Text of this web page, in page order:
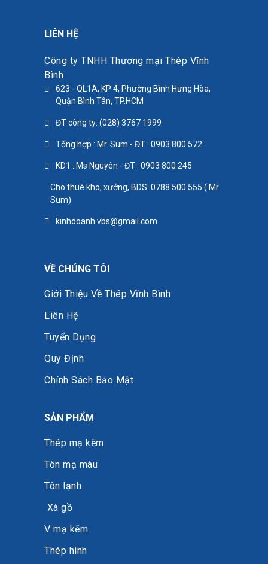
LIÊN HỆ
Công ty TNHH Thương mại Thép Vĩnh
Bình
623 - QL1A, KP 4, Phường Bình Hưng Hòa,
Quận Bình Tân, TP.HCM
ĐT công ty: (028) 3767 1999
Tổng hợp : Mr. Sum - ĐT : 0903 800 572
KD1 : Ms Nguyên - ĐT : 0903 800 245
Cho thuê kho, xưởng, BDS: 0788 500 555 ( Mr
Sum)
kinhdoanh.vbs@gmail.com
VỀ CHÚNG TÔI
Giới Thiệu Về Thép Vĩnh Bình
Liên Hệ
Tuyển Dụng
Quy Định
Chính Sách Bảo Mật
SẢN PHẨM
Thép mạ kẽm
Tôn mạ màu
Tôn lạnh
Xà gồ
V mạ kẽm
Thép hình